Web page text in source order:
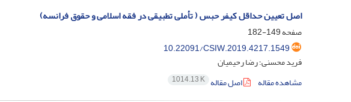
اصل تعیین حداقل کیفر حبس ( تأملی تطبیقی در فقه اسلامی و حقوق فرانسه)
صفحه149-182
10.22091/CSIW.2019.4217.1549
فرید محسنی؛ رضا رحیمیان
مشاهده مقاله
اصل مقاله 1014.13 K